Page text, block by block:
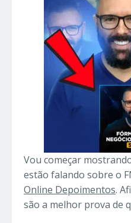
Vou começar
estão falando sobre o
Online Depoimentos.
são a melhor prova de